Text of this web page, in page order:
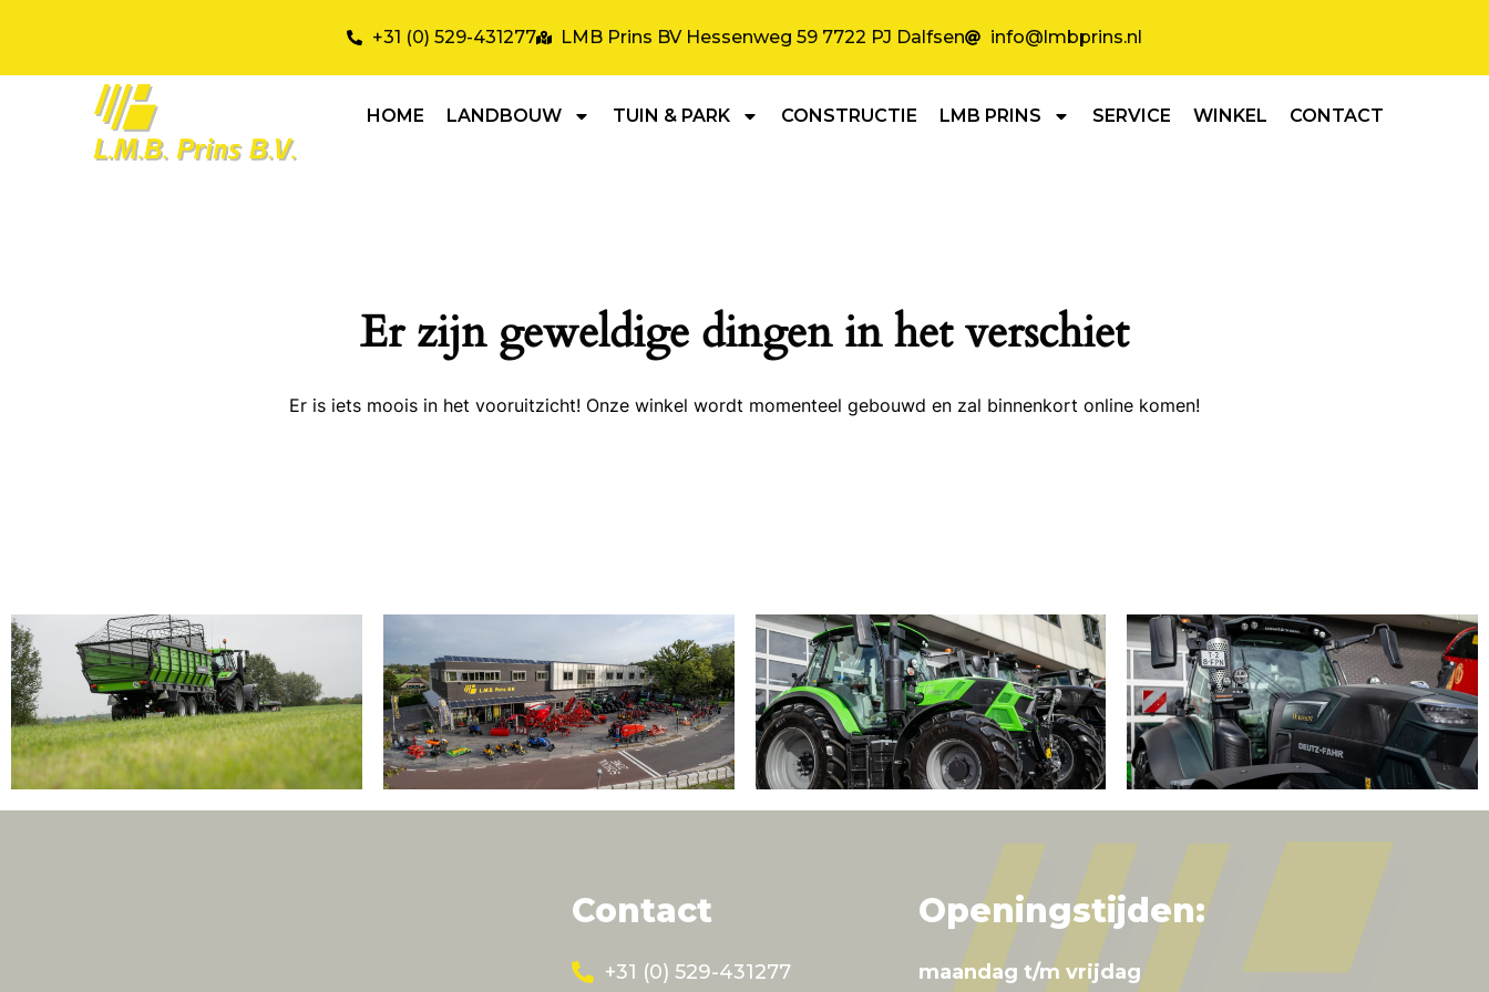
+31 (0) 529-431277 LMB Prins BV Hessenweg 59 7722 PJ Dalfsen info@lmbprins.nl
HOME LANDBOUW TUIN & PARK CONSTRUCTIE LMB PRINS SERVICE WINKEL CONTACT
Er zijn geweldige dingen in het verschiet
Er is iets moois in het vooruitzicht! Onze winkel wordt momenteel gebouwd en zal binnenkort online komen!
Contact
+31 (0) 529-431277
Openingstijden:
maandag t/m vrijdag